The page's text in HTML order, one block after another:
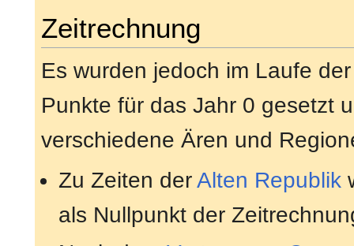
Zeitrechnung
Es wurden jedoch im Laufe
Punkte für das Jahr 0 gesetzt
verschiedene Ären und
Zu Zeiten derAlten Republik
als Nullpunkt der